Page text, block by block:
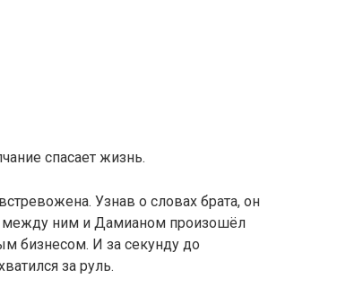
спасает жизнь.
Узнав о словах брата, он
между ним и Дамианом произошёл
бизнесом. И за секунду до
за руль.